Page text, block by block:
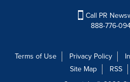
Call PR
888-776-
Terms of Use Privacy Policy
Site Map
RSS